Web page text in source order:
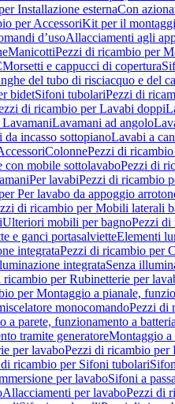
Installazione esternaCon
per AccessoriKit per il
d’usoAllacciamenti agli
ManicottiPezzi di ricambio per
Morsetti e cappucci di copertura
del tubo di risciacquo e del
bidetSifoni tubolariPezzi di
di ricambio per Lavabi doppi
Lavamani ad angolo
incasso sottopianoLavabi a
ColonnePezzi di
con mobile sottolavaboPezzi di
Per lavabiPezzi di ricambio
Per lavabo da appoggio
di ricambio per Mobili laterali
Ulteriori mobili per bagnoPezzi di
e ganci portasalvietteElementi
integrataPezzi di ricambio per
integrataSenza
ricambio per Rubinetterie per
per Montaggio a pianale,
monocomandoPezzi di
a parete, funzionamento a batteria
tramite generatoreMontaggio a
per lavaboPezzi di ricambio per
ricambio per Sifoni tubolari
per lavaboSifoni a
Allacciamenti per lavaboPezzi di